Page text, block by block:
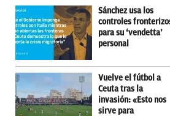
Sánchez usa los
controles
para su ‘vendetta’
personal
Vuelve el fútbol a
Ceuta tras la
invasión: «Esto nos
sirve para